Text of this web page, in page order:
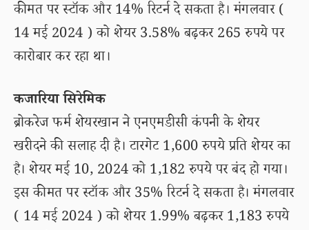
कीमत पर स्टॉक और 14% रिटर्न दे सकता है। मंगलवार (
14 मई 2024 ) को शेयर 3.58% बढ़कर 265 रुपये पर
कारोबार कर रहा था।
कजारिया सिरेमिक
ब्रोकरेज फर्म शेयरखान ने एनएमडीसी कंपनी के शेयर
खरीदने की सलाह दी है। टारगेट 1,600 रुपये प्रति शेयर का
है। शेयर मई 10, 2024 को 1,182 रुपये पर बंद हो गया।
इस कीमत पर स्टॉक और 35% रिटर्न दे सकता है। मंगलवार
( 14 मई 2024 ) को शेयर 1.99% बढ़कर 1,183 रुपये